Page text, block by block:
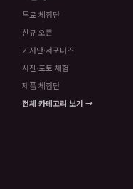
무료 체험단
신규 오픈
기자단·서포터즈
사진·포토 체험
제품 체험단
전체 카테고리 보기 →